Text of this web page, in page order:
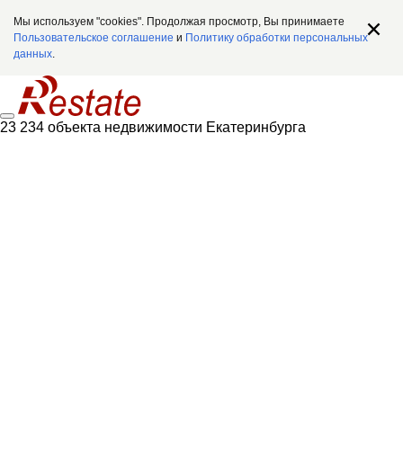
Мы используем "cookies". Продолжая просмотр, Вы принимаете
Пользовательское соглашение и Политику обработки персональных
данных.
23 234 объекта недвижимости Екатеринбурга